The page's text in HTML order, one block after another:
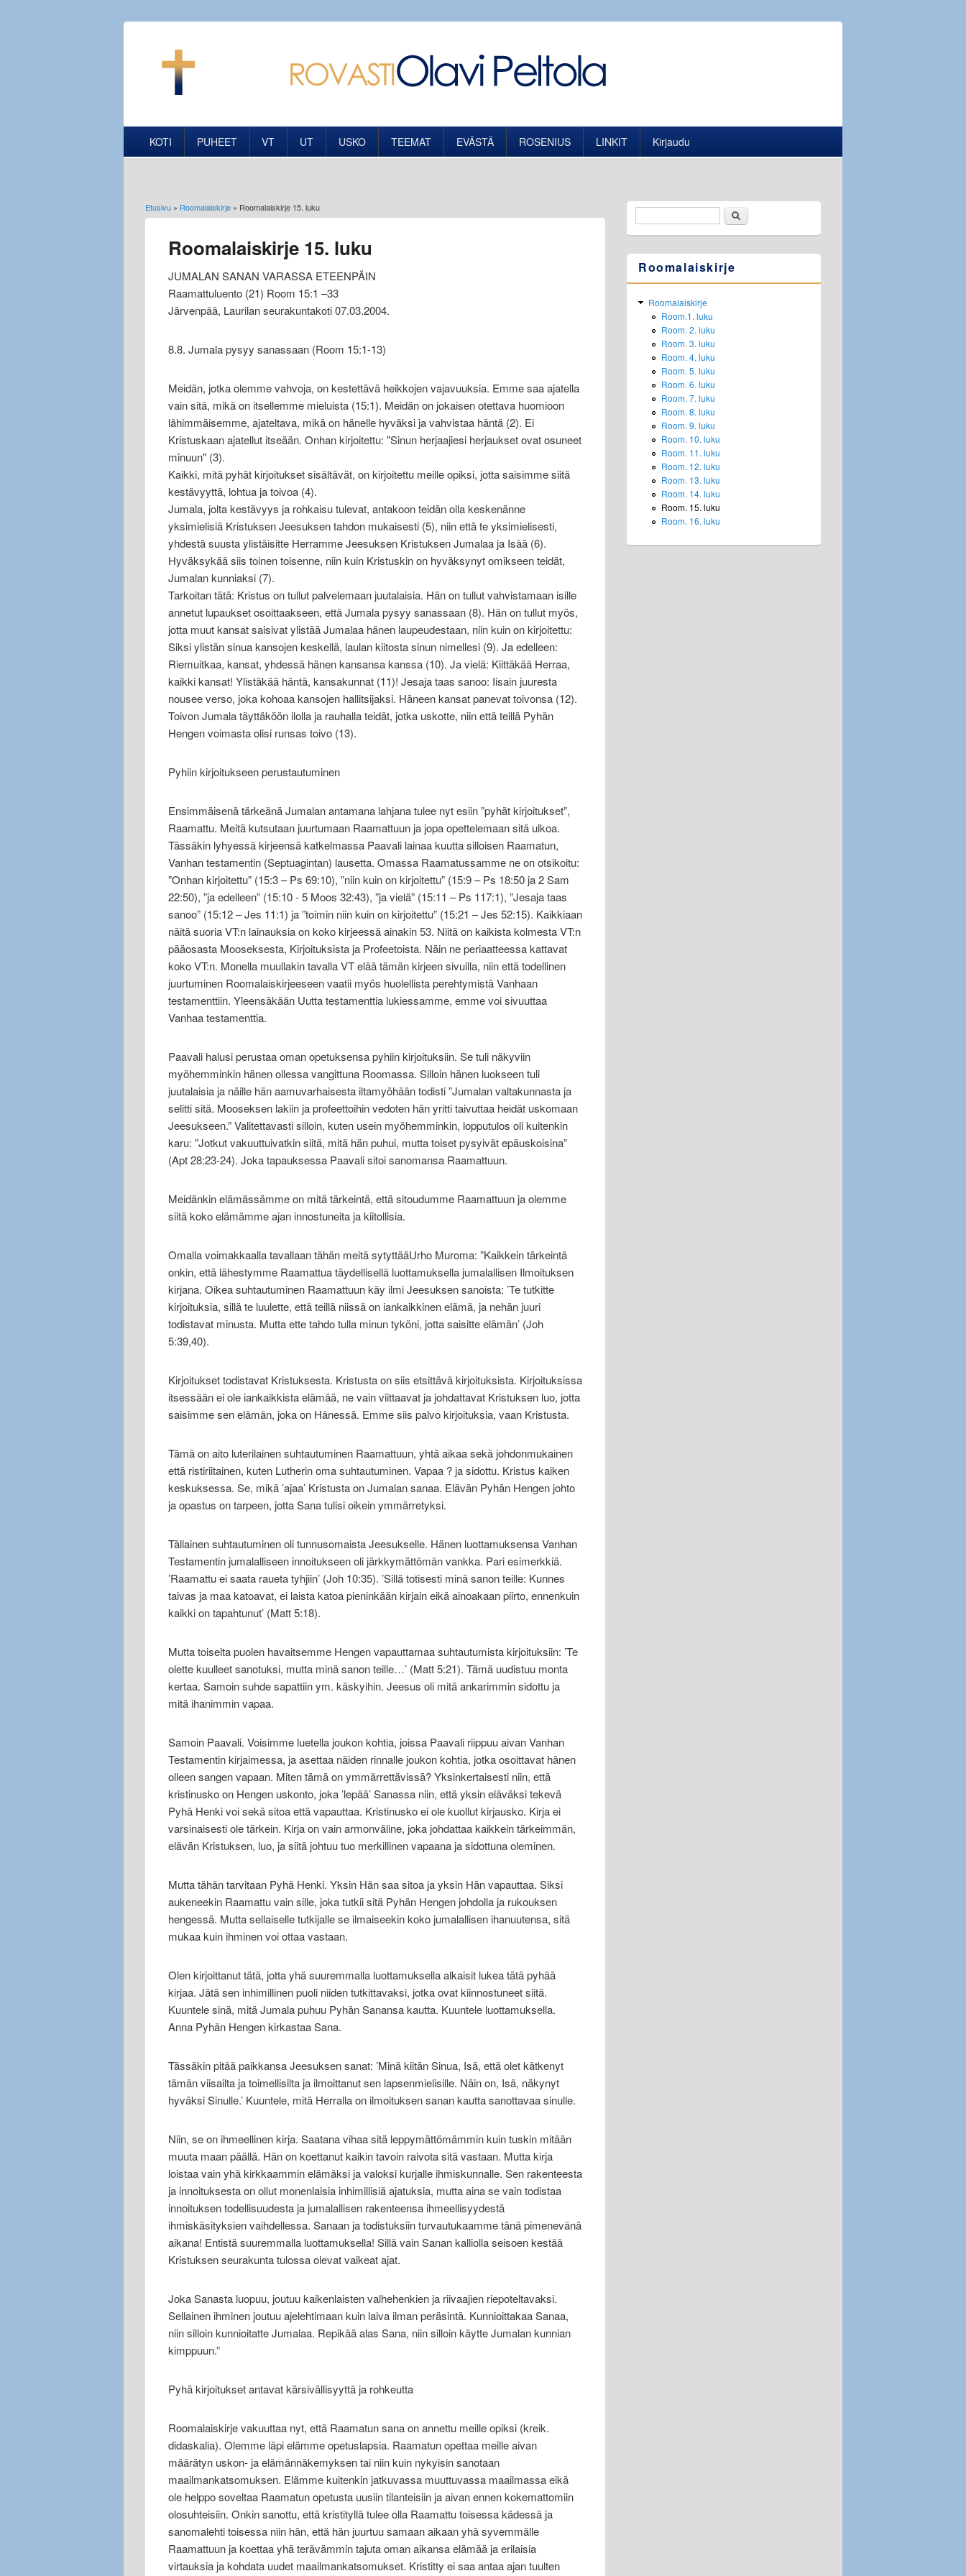
KOTI PUHEET VT UT USKO TEEMAT EVÄSTÄ ROSENIUS LINKIT Kirjaudu
Olet täällä
Etusivu » Roomalaiskirje » Roomalaiskirje 15. luku
Roomalaiskirje 15. luku
JUMALAN SANAN VARASSA ETEENPÄIN
Raamattuluento (21) Room 15:1 –33
Järvenpää, Laurilan seurakuntakoti 07.03.2004.
8.8. Jumala pysyy sanassaan (Room 15:1-13)
Meidän, jotka olemme vahvoja, on kestettävä heikkojen vajavuuksia. Emme saa ajatella
vain sitä, mikä on itsellemme mieluista (15:1). Meidän on jokaisen otettava huomioon
lähimmäisemme, ajateltava, mikä on hänelle hyväksi ja vahvistaa häntä (2). Ei
Kristuskaan ajatellut itseään. Onhan kirjoitettu: "Sinun herjaajiesi herjaukset ovat osuneet
minuun" (3).
Kaikki, mitä pyhät kirjoitukset sisältävät, on kirjoitettu meille opiksi, jotta saisimme siitä
kestävyyttä, lohtua ja toivoa (4).
Jumala, jolta kestävyys ja rohkaisu tulevat, antakoon teidän olla keskenänne
yksimielisiä Kristuksen Jeesuksen tahdon mukaisesti (5), niin että te yksimielisesti,
yhdestä suusta ylistäisitte Herramme Jeesuksen Kristuksen Jumalaa ja Isää (6).
Hyväksykää siis toinen toisenne, niin kuin Kristuskin on hyväksynyt omikseen teidät,
Jumalan kunniaksi (7).
Tarkoitan tätä: Kristus on tullut palvelemaan juutalaisia. Hän on tullut vahvistamaan isille
annetut lupaukset osoittaakseen, että Jumala pysyy sanassaan (8). Hän on tullut myös,
jotta muut kansat saisivat ylistää Jumalaa hänen laupeudestaan, niin kuin on kirjoitettu:
Siksi ylistän sinua kansojen keskellä, laulan kiitosta sinun nimellesi (9). Ja edelleen:
Riemuitkaa, kansat, yhdessä hänen kansansa kanssa (10). Ja vielä: Kiittäkää Herraa,
kaikki kansat! Ylistäkää häntä, kansakunnat (11)! Jesaja taas sanoo: Iisain juuresta
nousee verso, joka kohoaa kansojen hallitsijaksi. Häneen kansat panevat toivonsa (12).
Toivon Jumala täyttäköön ilolla ja rauhalla teidät, jotka uskotte, niin että teillä Pyhän
Hengen voimasta olisi runsas toivo (13).
Pyhiin kirjoitukseen perustautuminen
Ensimmäisenä tärkeänä Jumalan antamana lahjana tulee nyt esiin ”pyhät kirjoitukset”,
Raamattu. Meitä kutsutaan juurtumaan Raamattuun ja jopa opettelemaan sitä ulkoa.
Tässäkin lyhyessä kirjeensä katkelmassa Paavali lainaa kuutta silloisen Raamatun,
Vanhan testamentin (Septuagintan) lausetta. Omassa Raamatussamme ne on otsikoitu:
”Onhan kirjoitettu” (15:3 – Ps 69:10), ”niin kuin on kirjoitettu” (15:9 – Ps 18:50 ja 2 Sam
22:50), ”ja edelleen” (15:10 - 5 Moos 32:43), ”ja vielä” (15:11 – Ps 117:1), ”Jesaja taas
sanoo” (15:12 – Jes 11:1) ja ”toimin niin kuin on kirjoitettu” (15:21 – Jes 52:15). Kaikkiaan
näitä suoria VT:n lainauksia on koko kirjeessä ainakin 53. Niitä on kaikista kolmesta VT:n
pääosasta Mooseksesta, Kirjoituksista ja Profeetoista. Näin ne periaatteessa kattavat
koko VT:n. Monella muullakin tavalla VT elää tämän kirjeen sivuilla, niin että todellinen
juurtuminen Roomalaiskirjeeseen vaatii myös huolellista perehtymistä Vanhaan
testamenttiin. Yleensäkään Uutta testamenttia lukiessamme, emme voi sivuuttaa
Vanhaa testamenttia.
Paavali halusi perustaa oman opetuksensa pyhiin kirjoituksiin. Se tuli näkyviin
myöhemminkin hänen ollessa vangittuna Roomassa. Silloin hänen luokseen tuli
juutalaisia ja näille hän aamuvarhaisesta iltamyöhään todisti ”Jumalan valtakunnasta ja
selitti sitä. Mooseksen lakiin ja profeettoihin vedoten hän yritti taivuttaa heidät uskomaan
Jeesukseen.” Valitettavasti silloin, kuten usein myöhemminkin, lopputulos oli kuitenkin
karu: ”Jotkut vakuuttuivatkin siitä, mitä hän puhui, mutta toiset pysyivät epäuskoisina”
(Apt 28:23-24). Joka tapauksessa Paavali sitoi sanomansa Raamattuun.
Meidänkin elämässämme on mitä tärkeintä, että sitoudumme Raamattuun ja olemme
siitä koko elämämme ajan innostuneita ja kiitollisia.
Omalla voimakkaalla tavallaan tähän meitä sytyttääUrho Muroma: ”Kaikkein tärkeintä
onkin, että lähestymme Raamattua täydellisellä luottamuksella jumalallisen Ilmoituksen
kirjana. Oikea suhtautuminen Raamattuun käy ilmi Jeesuksen sanoista: ’Te tutkitte
kirjoituksia, sillä te luulette, että teillä niissä on iankaikkinen elämä, ja nehän juuri
todistavat minusta. Mutta ette tahdo tulla minun tyköni, jotta saisitte elämän’ (Joh
5:39,40).
Kirjoitukset todistavat Kristuksesta. Kristusta on siis etsittävä kirjoituksista. Kirjoituksissa
itsessään ei ole iankaikkista elämää, ne vain viittaavat ja johdattavat Kristuksen luo, jotta
saisimme sen elämän, joka on Hänessä. Emme siis palvo kirjoituksia, vaan Kristusta.
Tämä on aito luterilainen suhtautuminen Raamattuun, yhtä aikaa sekä johdonmukainen
että ristiriitainen, kuten Lutherin oma suhtautuminen. Vapaa ? ja sidottu. Kristus kaiken
keskuksessa. Se, mikä ’ajaa’ Kristusta on Jumalan sanaa. Elävän Pyhän Hengen johto
ja opastus on tarpeen, jotta Sana tulisi oikein ymmärretyksi.
Tällainen suhtautuminen oli tunnusomaista Jeesukselle. Hänen luottamuksensa Vanhan
Testamentin jumalalliseen innoitukseen oli järkkymättömän vankka. Pari esimerkkiä.
’Raamattu ei saata raueta tyhjiin’ (Joh 10:35). ’Sillä totisesti minä sanon teille: Kunnes
taivas ja maa katoavat, ei laista katoa pieninkään kirjain eikä ainoakaan piirto, ennenkuin
kaikki on tapahtunut’ (Matt 5:18).
Mutta toiselta puolen havaitsemme Hengen vapauttamaa suhtautumista kirjoituksiin: ’Te
olette kuulleet sanotuksi, mutta minä sanon teille…’ (Matt 5:21). Tämä uudistuu monta
kertaa. Samoin suhde sapattiin ym. käskyihin. Jeesus oli mitä ankarimmin sidottu ja
mitä ihanimmin vapaa.
Samoin Paavali. Voisimme luetella joukon kohtia, joissa Paavali riippuu aivan Vanhan
Testamentin kirjaimessa, ja asettaa näiden rinnalle joukon kohtia, jotka osoittavat hänen
olleen sangen vapaan. Miten tämä on ymmärrettävissä? Yksinkertaisesti niin, että
kristinusko on Hengen uskonto, joka ’lepää’ Sanassa niin, että yksin eläväksi tekevä
Pyhä Henki voi sekä sitoa että vapauttaa. Kristinusko ei ole kuollut kirjausko. Kirja ei
varsinaisesti ole tärkein. Kirja on vain armonväline, joka johdattaa kaikkein tärkeimmän,
elävän Kristuksen, luo, ja siitä johtuu tuo merkillinen vapaana ja sidottuna oleminen.
Mutta tähän tarvitaan Pyhä Henki. Yksin Hän saa sitoa ja yksin Hän vapauttaa. Siksi
aukeneekin Raamattu vain sille, joka tutkii sitä Pyhän Hengen johdolla ja rukouksen
hengessä. Mutta sellaiselle tutkijalle se ilmaiseekin koko jumalallisen ihanuutensa, sitä
mukaa kuin ihminen voi ottaa vastaan.
Olen kirjoittanut tätä, jotta yhä suuremmalla luottamuksella alkaisit lukea tätä pyhää
kirjaa. Jätä sen inhimillinen puoli niiden tutkittavaksi, jotka ovat kiinnostuneet siitä.
Kuuntele sinä, mitä Jumala puhuu Pyhän Sanansa kautta. Kuuntele luottamuksella.
Anna Pyhän Hengen kirkastaa Sana.
Tässäkin pitää paikkansa Jeesuksen sanat: ’Minä kiitän Sinua, Isä, että olet kätkenyt
tämän viisailta ja toimellisilta ja ilmoittanut sen lapsenmielisille. Näin on, Isä, näkynyt
hyväksi Sinulle.’ Kuuntele, mitä Herralla on ilmoituksen sanan kautta sanottavaa sinulle.
Niin, se on ihmeellinen kirja. Saatana vihaa sitä leppymättömämmin kuin tuskin mitään
muuta maan päällä. Hän on koettanut kaikin tavoin raivota sitä vastaan. Mutta kirja
loistaa vain yhä kirkkaammin elämäksi ja valoksi kurjalle ihmiskunnalle. Sen rakenteesta
ja innoituksesta on ollut monenlaisia inhimillisiä ajatuksia, mutta aina se vain todistaa
innoituksen todellisuudesta ja jumalallisen rakenteensa ihmeellisyydestä
ihmiskäsityksien vaihdellessa. Sanaan ja todistuksiin turvautukaamme tänä pimenevänä
aikana! Entistä suuremmalla luottamuksella! Sillä vain Sanan kalliolla seisoen kestää
Kristuksen seurakunta tulossa olevat vaikeat ajat.
Joka Sanasta luopuu, joutuu kaikenlaisten valhehenkien ja riivaajien riepoteltavaksi.
Sellainen ihminen joutuu ajelehtimaan kuin laiva ilman peräsintä. Kunnioittakaa Sanaa,
niin silloin kunnioitatte Jumalaa. Repikää alas Sana, niin silloin käytte Jumalan kunnian
kimppuun.”
Pyhä kirjoitukset antavat kärsivällisyyttä ja rohkeutta
Roomalaiskirje vakuuttaa nyt, että Raamatun sana on annettu meille opiksi (kreik.
didaskalia). Olemme läpi elämme opetuslapsia. Raamatun opettaa meille aivan
määrätyn uskon- ja elämännäkemyksen tai niin kuin nykyisin sanotaan
maailmankatsomuksen. Elämme kuitenkin jatkuvassa muuttuvassa maailmassa eikä
ole helppo soveltaa Raamatun opetusta uusiin tilanteisiin ja aivan ennen kokemattomiin
olosuhteisiin. Onkin sanottu, että kristityllä tulee olla Raamattu toisessa kädessä ja
sanomalehti toisessa niin hän, että hän juurtuu samaan aikaan yhä syvemmälle
Raamattuun ja koettaa yhä terävämmin tajuta oman aikansa elämää ja erilaisia
virtauksia ja kohdata uudet maailmankatsomukset. Kristitty ei saa antaa ajan tuulten
HakulomakeEtsi
Roomalaiskirje
Roomalaiskirje
Room.1. luku
Room. 2. luku
Room. 3. luku
Room. 4. luku
Room. 5. luku
Room. 6. luku
Room. 7. luku
Room. 8. luku
Room. 9. luku
Room. 10. luku
Room. 11. luku
Room. 12. luku
Room. 13. luku
Room. 14. luku
Room. 15. luku
Room. 16. luku